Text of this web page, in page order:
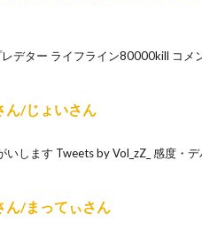
デター ライフライン80000kill コメ
ん/じょいさん
します Tweets by Vol_zZ_ 感度・デ
ん/まってぃさん